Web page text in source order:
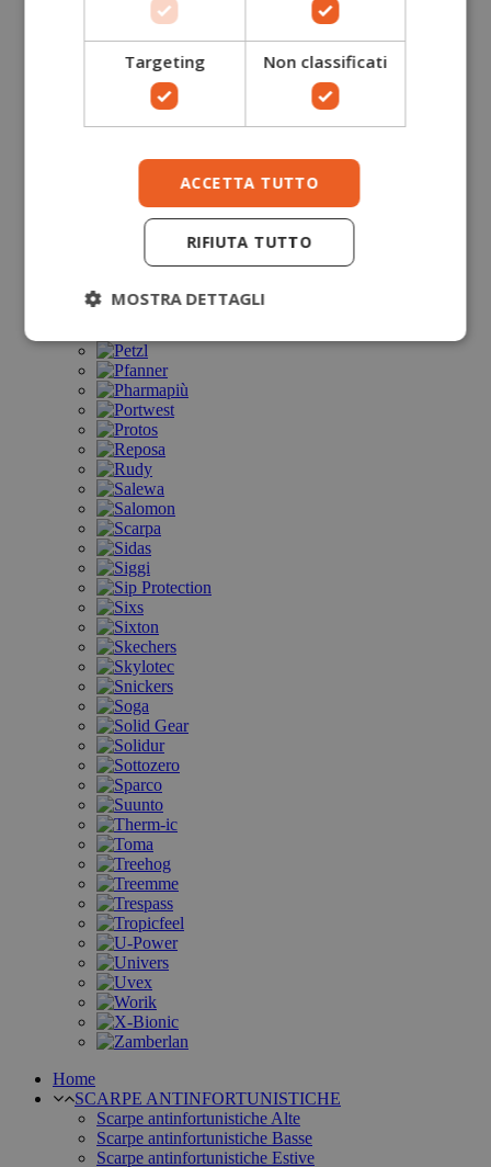
Home
SCARPE ANTINFORTUNISTICHE
Scarpe antinfortunistiche Alte
Scarpe antinfortunistiche Basse
Scarpe antinfortunistiche Estive
Targeting Non classificati
ACCETTA TUTTO
RIFIUTA TUTTO
MOSTRA DETTAGLI